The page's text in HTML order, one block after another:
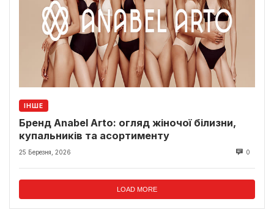
ІНШЕ
Бренд Anabel Arto: огляд жіночої білизни,
купальників та асортименту
25 Березня, 2026 0
LOAD MORE